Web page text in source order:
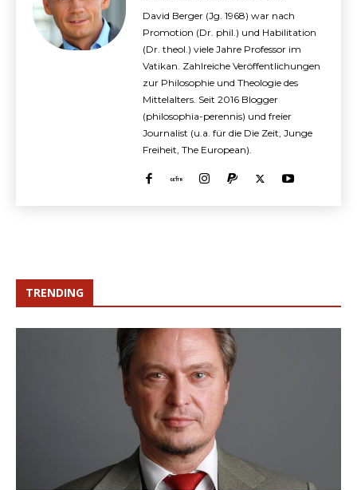
David Berger (Jg. 1968) war nach
Promotion (Dr. phil.) und Habilitation
(Dr. theol.) viele Jahre Professor im
Vatikan. Zahlreiche Veröffentlichungen
zur Philosophie und Theologie des
Mittelalters. Seit 2016 Blogger
(philosophia-perennis) und freier
Journalist (u.a. für die Die Zeit, Junge
Freiheit, The European).
TRENDING